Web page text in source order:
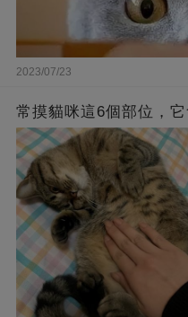
2023/07/23
常摸貓咪這6個部位，